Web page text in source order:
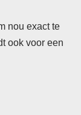
nou exact te
ook voor een